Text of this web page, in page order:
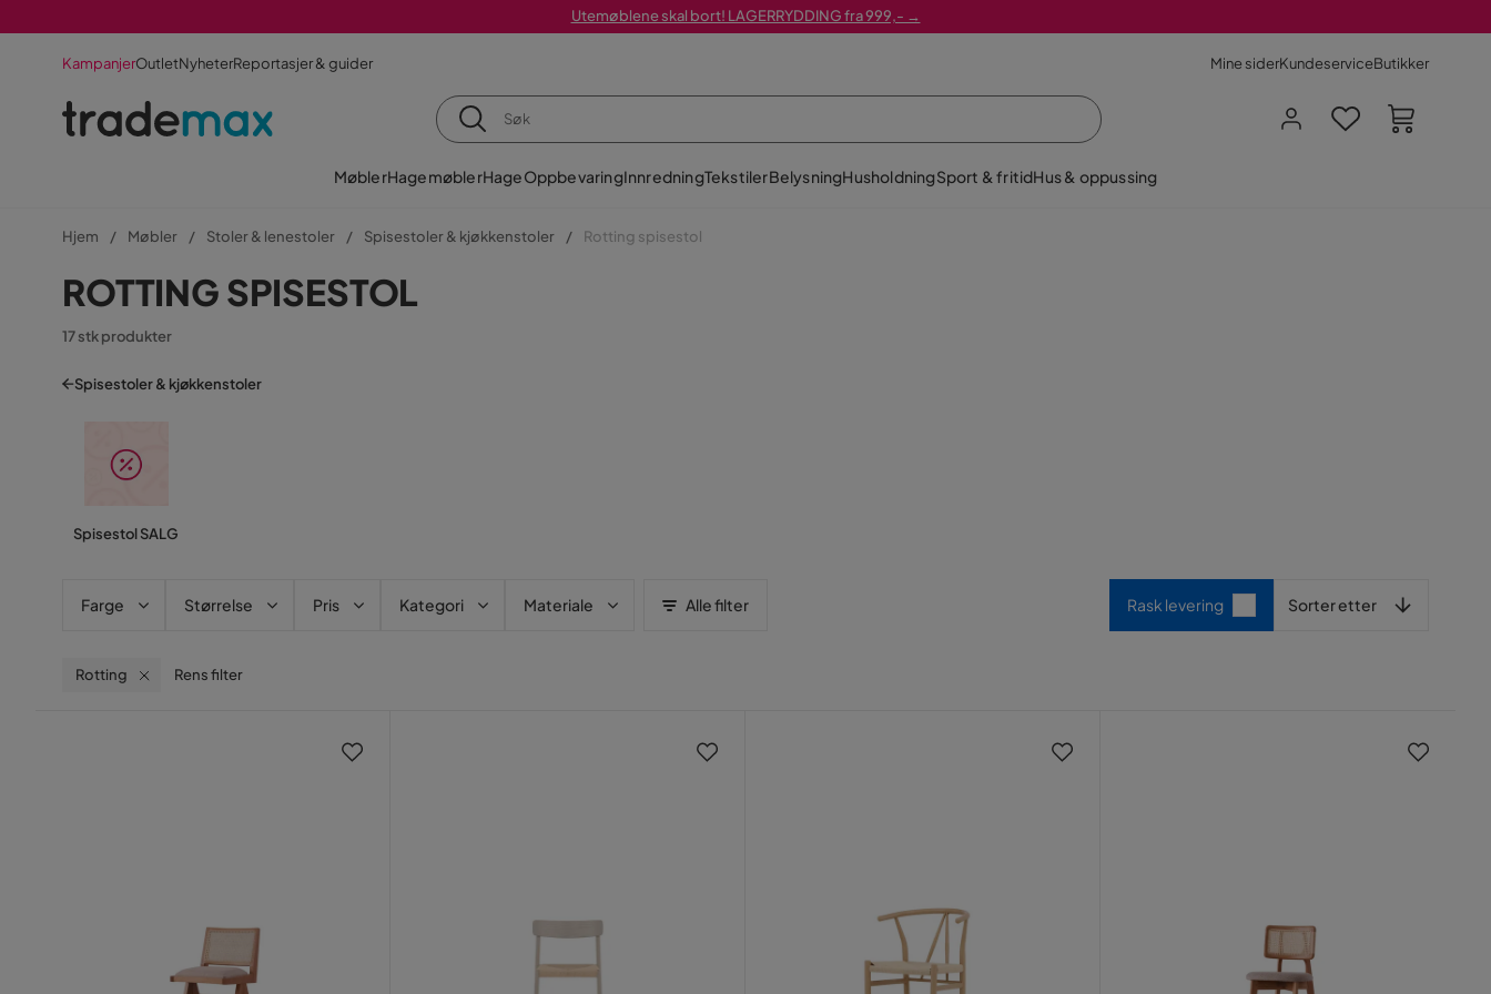
Utemøblene skal bort! LAGERRYDDING fra 999,- →
KampanjerOutletNyheterReportasjer & guider Mine siderKundeserviceButikker
MøblerHagemøblerHageOppbevaringInnredningTekstilerBelysningHusholdningSport & fritidHus & oppussing
Hjem Møbler Stoler & lenestoler Spisestoler & kjøkkenstoler Rotting spisestol
ROTTING SPISESTOL
17 stk produkter
Spisestoler & kjøkkenstoler
Spisestol SALG
Farge Størrelse Pris Kategori Materiale Alle filter Rask levering Sorter etter
Rotting Rens filter